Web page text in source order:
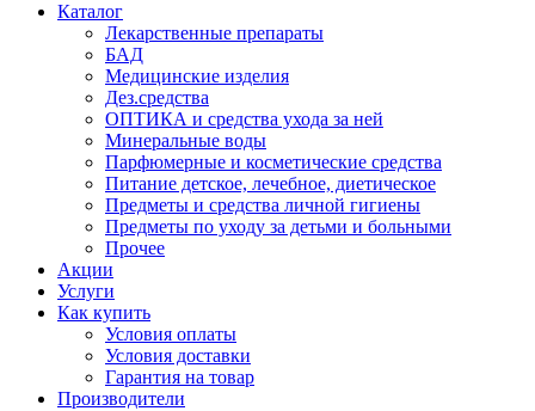
Каталог
Лекарственные препараты
БАД
Медицинские изделия
Дез.средства
ОПТИКА и средства ухода за ней
Минеральные воды
Парфюмерные и косметические средства
Питание детское, лечебное, диетическое
Предметы и средства личной гигиены
Предметы по уходу за детьми и больными
Прочее
Акции
Услуги
Как купить
Условия оплаты
Условия доставки
Гарантия на товар
Производители